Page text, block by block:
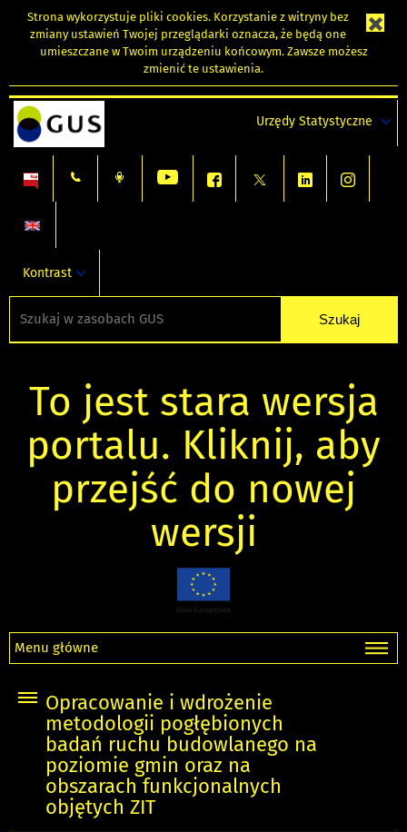
Strona wykorzystuje pliki cookies. Korzystanie z witryny bez
zmiany ustawień Twojej przeglądarki oznacza, że będą one
umieszczane w Twoim urządzeniu końcowym. Zawsze możesz
zmienić te ustawienia.
Urzędy Statystyczne
Kontrast
To jest stara wersja
portalu. Kliknij, aby
przejść do nowej
wersji
Menu główne
Opracowanie i wdrożenie
metodologii pogłębionych
badań ruchu budowlanego na
poziomie gmin oraz na
obszarach funkcjonalnych
objętych ZIT